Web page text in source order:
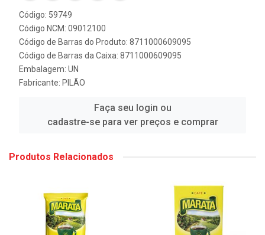
Código: 59749
Código NCM: 09012100
Código de Barras do Produto: 8711000609095
Código de Barras da Caixa: 8711000609095
Embalagem: UN
Fabricante: PILÃO
Faça seu login ou
cadastre-se para ver preços e comprar
Produtos Relacionados